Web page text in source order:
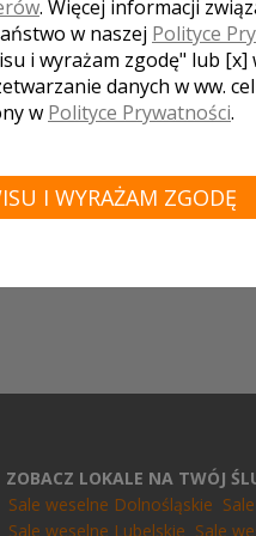
-
Wróblew Szczerców
Sokolniki-Las
ZOBACZ LOKALE NA TWÓJ
Sale weselne Dolnośląskie
Sale weselne Lubelskie Sale
. Więcej informacji
w naszej Polityce
i wyrażam zgodę" lub [x]
danych w ww.
w Polityce Prywatności.
I WYRAŻAM ZGODĘ